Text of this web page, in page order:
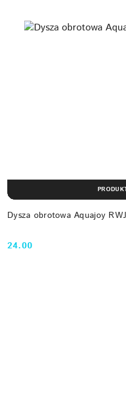
Dysza obrotowa Aquajoy
Cena:
24.00